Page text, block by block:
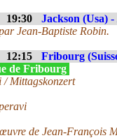
19:30 Jackson (Usa) -
Jean-Baptiste Robin.
12:15 Fribourg
de Fribourg
/ Mittagskonzert
de Jean-François